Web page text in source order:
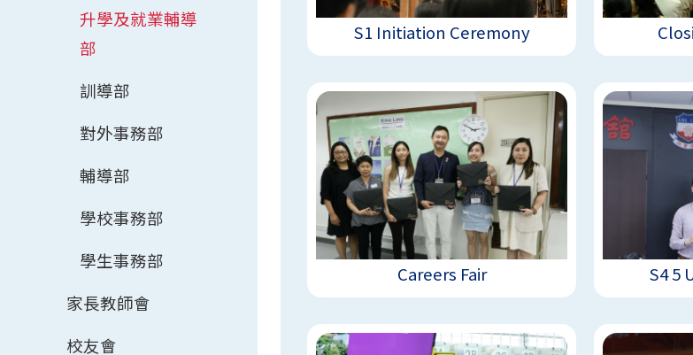
S1 Initiation Ceremony
Careers Fair S4 5
升學及就業輔導
部
訓導部
對外事務部
輔導部
學校事務部
學生事務部
家長教師會
校友會